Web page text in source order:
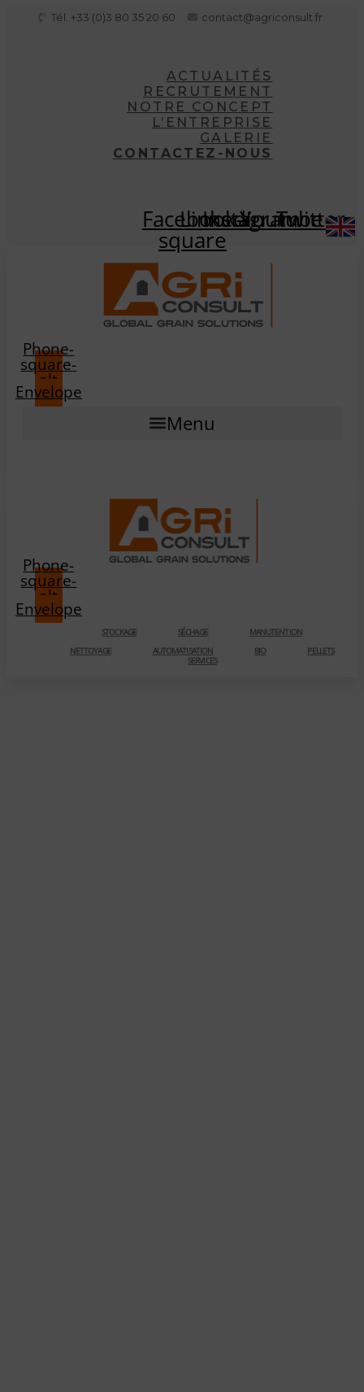
Tél. +33 (0)3 80 35 20 60 contact@agriconsult.fr
ACTUALITÉS
RECRUTEMENT
NOTRE CONCEPT
L’ENTREPRISE
GALERIE
CONTACTEZ-NOUS
Facebook-
square
Linkedin
Instagram
Youtube
Twitter
Phone-
square-
alt
Envelope
Menu
Phone-
square-
alt
Envelope
STOCKAGE SÉCHAGE
MANUTENTION
NETTOYAGE
AUTOMATISATION BIO
PELLETS
SERVICES